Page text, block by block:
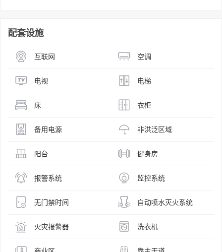
配套设施
互联网 空调
电视 电梯
床 衣柜
备用电源 非洪泛区域
阳台 健身房
报警系统 监控系统
无门禁时间 自动喷水灭火系统
火灾报警器 洗衣机